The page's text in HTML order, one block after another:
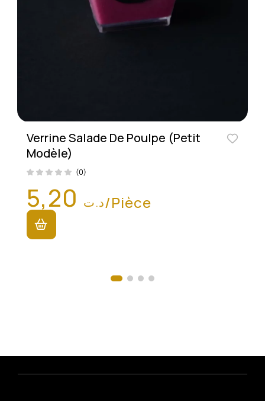
Verrine Salade De Poulpe (Petit
Modèle)
(0)
د.ت/Pièce